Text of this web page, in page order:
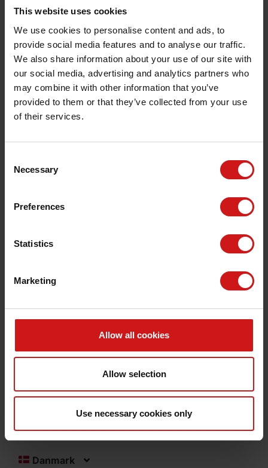
This website uses cookies
We use cookies to personalise content and ads, to
provide social media features and to analyse our traffic.
We also share information about your use of our site with
our social media, advertising and analytics partners who
may combine it with other information that you’ve
provided to them or that they’ve collected from your use
of their services.
Selection
Necessary
Preferences
Statistics
Marketing
Allow all cookies
Allow selection
Use necessary cookies only
Palermo
Fra
52,-EUR
En vej42,-EUR
Fra
Linz
En vej95,-EUR
Ungarn
No data was found
Danmark